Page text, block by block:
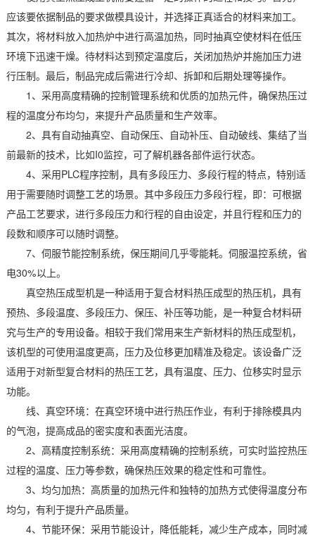
应该要依据制品的要求做模具设计，并选择正真适合的材料来加工。
其次，将材料放入加热炉中进行高温加热，同时抽真空使材料在低压
环境下迅速干燥。待材料达到预定温度后，关闭加热炉并施加压力进
行压制。最后，制品完成后需进行冷却、拆卸和后期处理等操作。
1、采用高度精确的控制管理系统和优质的加热元件，确保热压过
程的温度分布均匀，来提升产品质量和生产效率。
2、具有自动抽真空、自动保压、自动补压、自动破线、集结了当
前最新的技术，比如I0监控，可了解机器各部件运行状态。
4、采用PLC程序控制，具有多段压力、多段行程的特点，特别适
用于需要随时调整工艺的场景。其中多段压力多段行程，即：可根据
产品工艺要求，进行多段压力和行程的自由设定，并且行程和压力的
段数和顺序可以随时调整。
7、伺服节能控制系统，保压期间几乎零能耗。伺服温控系统，省
电30%以上。
真空热压成型机是一种适用于复合材料热压成型的热压机，具有
预热、多段温度、多段压力、保压、补压等功能，是一种复合材料研
究与生产的专用设备。相较于我们常用来生产新材料的热压成型机，
该机型的可使用温度更高，压力及位移更加精准及稳定。该设备广泛
适用于对新型复合材料的热压工艺，具有温度、压力、位移实时显示
功能。
线、真空环境：在真空环境中进行热压作业，有利于排除模具内
的气泡，提高成品的密实度和表面光洁度。
2、高精度控制系统：采用高度精确的控制系统，可实时监控热压
过程的温度、压力等参数，确保热压效果的稳定性和可靠性。
3、均匀加热：高质量的加热元件和独特的加热方式使得温度分布
均匀，有利于提升产品质量。
4、节能环保：采用节能设计，降低能耗，减少生产成本，同时减